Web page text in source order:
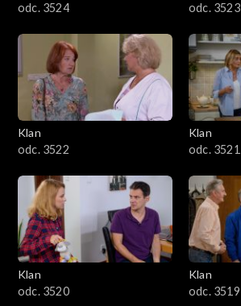
odc. 3524
odc. 3523
Klan
odc. 3522
Klan
odc. 3521
Klan
odc. 3520
Klan
odc. 3519